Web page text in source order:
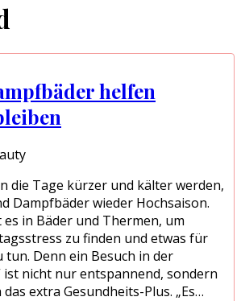
helfen
die Tage kürzer und kälter werden,
Dampfbäder wieder Hochsaison.
in Bäder und Thermen, um
zu finden und etwas für
tun. Denn ein Besuch in der
ist nicht nur entspannend, sondern
extra Gesundheits-Plus. „Es…